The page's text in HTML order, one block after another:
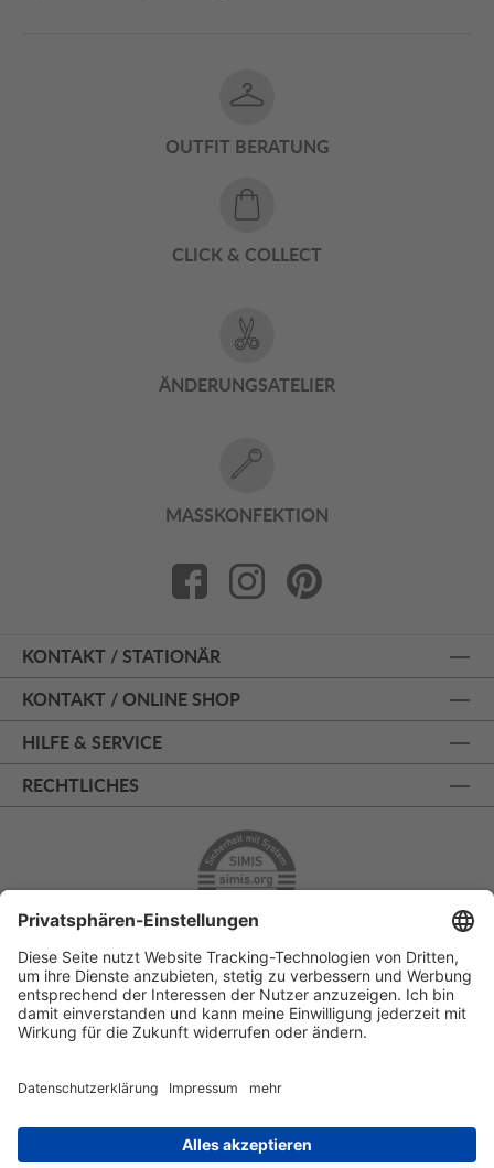
OUTFIT BERATUNG
CLICK & COLLECT
ÄNDERUNGSATELIER
MASSKONFEKTION
KONTAKT / STATIONÄR
KONTAKT / ONLINE SHOP
HILFE & SERVICE
RECHTLICHES
ÜBER 125 JAHRE AM PRINZIPALMARKT
PERSÖNLICHE BERATUNG
KOSTENLOSER RÜCKVERSAND